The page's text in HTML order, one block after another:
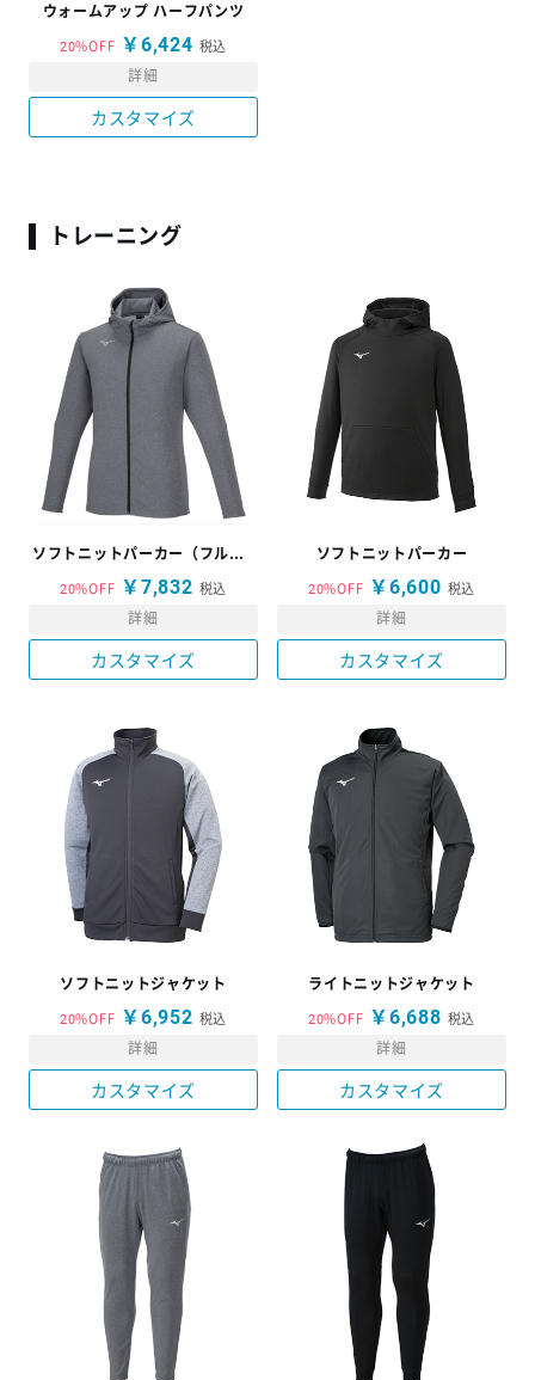
ウォームアップ ハーフパンツ
20%OFF ￥6,424 税込
詳細
カスタマイズ
トレーニング
ソフトニットパーカー（フルジップ）
20%OFF ￥7,832 税込
詳細
カスタマイズ
ソフトニットパーカー
20%OFF ￥6,600 税込
詳細
カスタマイズ
ソフトニットジャケット
20%OFF ￥6,952 税込
詳細
カスタマイズ
ライトニットジャケット
20%OFF ￥6,688 税込
詳細
カスタマイズ